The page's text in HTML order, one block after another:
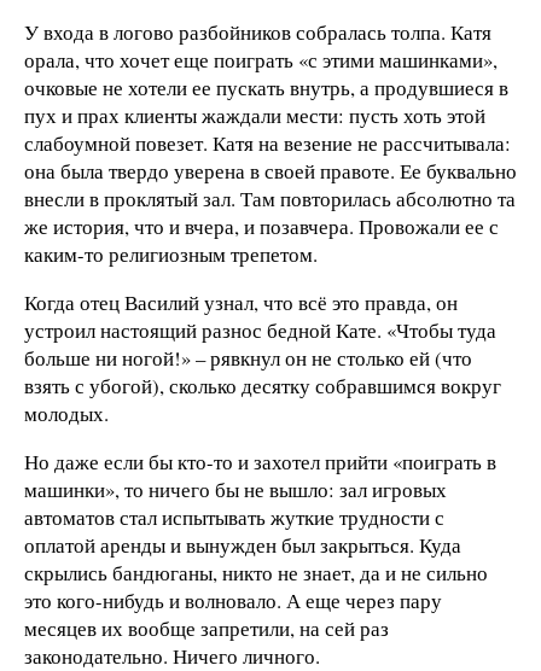
У входа в логово разбойников собралась толпа. Катя
орала, что хочет еще поиграть «с этими машинками»,
очковые не хотели ее пускать внутрь, а продувшиеся в
пух и прах клиенты жаждали мести: пусть хоть этой
слабоумной повезет. Катя на везение не рассчитывала:
она была твердо уверена в своей правоте. Ее буквально
внесли в проклятый зал. Там повторилась абсолютно та
же история, что и вчера, и позавчера. Провожали ее с
каким-то религиозным трепетом.
Когда отец Василий узнал, что всё это правда, он
устроил настоящий разнос бедной Кате. «Чтобы туда
больше ни ногой!» – рявкнул он не столько ей (что
взять с убогой), сколько десятку собравшимся вокруг
молодых.
Но даже если бы кто-то и захотел прийти «поиграть в
машинки», то ничего бы не вышло: зал игровых
автоматов стал испытывать жуткие трудности с
оплатой аренды и вынужден был закрыться. Куда
скрылись бандюганы, никто не знает, да и не сильно
это кого-нибудь и волновало. А еще через пару
месяцев их вообще запретили, на сей раз
законодательно. Ничего личного.